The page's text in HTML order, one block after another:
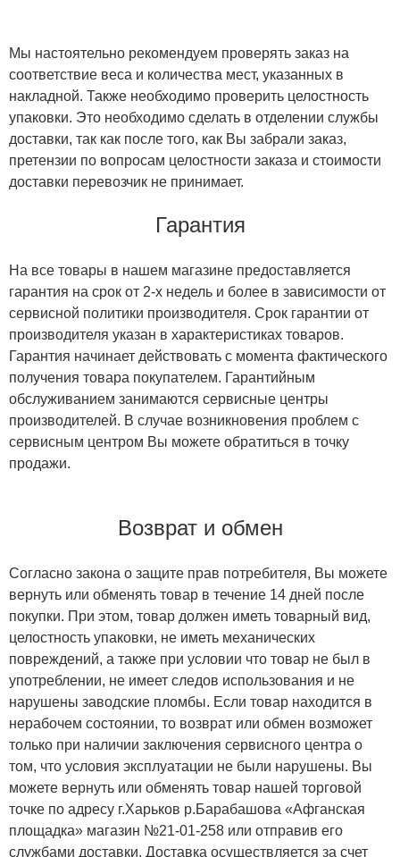
Мы настоятельно рекомендуем проверять заказ на
соответствие веса и количества мест, указанных в
накладной. Также необходимо проверить целостность
упаковки. Это необходимо сделать в отделении службы
доставки, так как после того, как Вы забрали заказ,
претензии по вопросам целостности заказа и стоимости
доставки перевозчик не принимает.
Гарантия
На все товары в нашем магазине предоставляется
гарантия на срок от 2-х недель и более в зависимости от
сервисной политики производителя. Срок гарантии от
производителя указан в характеристиках товаров.
Гарантия начинает действовать с момента фактического
получения товара покупателем. Гарантийным
обслуживанием занимаются сервисные центры
производителей. В случае возникновения проблем с
сервисным центром Вы можете обратиться в точку
продажи.
Возврат и обмен
Согласно закона о защите прав потребителя, Вы можете
вернуть или обменять товар в течение 14 дней после
покупки. При этом, товар должен иметь товарный вид,
целостность упаковки, не иметь механических
повреждений, а также при условии что товар не был в
употреблении, не имеет следов использования и не
нарушены заводские пломбы. Если товар находится в
нерабочем состоянии, то возврат или обмен возможет
только при наличии заключения сервисного центра о
том, что условия эксплуатации не были нарушены. Вы
можете вернуть или обменять товар нашей торговой
точке по адресу г.Харьков р.Барабашова «Афганская
площадка» магазин №21-01-258 или отправив его
службами доставки. Доставка осуществляется за счет